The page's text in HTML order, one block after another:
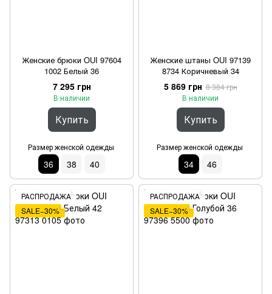
Женские брюки OUI 97604
1002 Белый 36
7 295 грн
В наличии
Купить
Размер женской одежды
36 38 40
Женские штаны OUI 97139
8734 Коричневый 34
5 869 грн 8 384 грн
В наличии
Купить
Размер женской одежды
34 46
РАСПРОДАЖА
SALE−30%
РАСПРОДАЖА
SALE−30%